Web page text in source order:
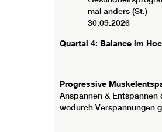
mal anders (St.)
30.09.2026
Quartal 4: Balance im
Progressive
Anspannen &
wodurch Verspannungen